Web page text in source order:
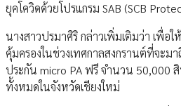
ยุคโควิดด้วยโปรแกรม SAB (SCB
นางสาวปรมาศิริ กล่าวเพิ่มเติมว่า เพื่อ
คุ้มครองในช่วงเทศกาลสงกรานต์ที่จะม
ประกัน micro PA ฟรี จำนวน 50,000
ทั้งหมดในจังหวัดเชียงใหม่